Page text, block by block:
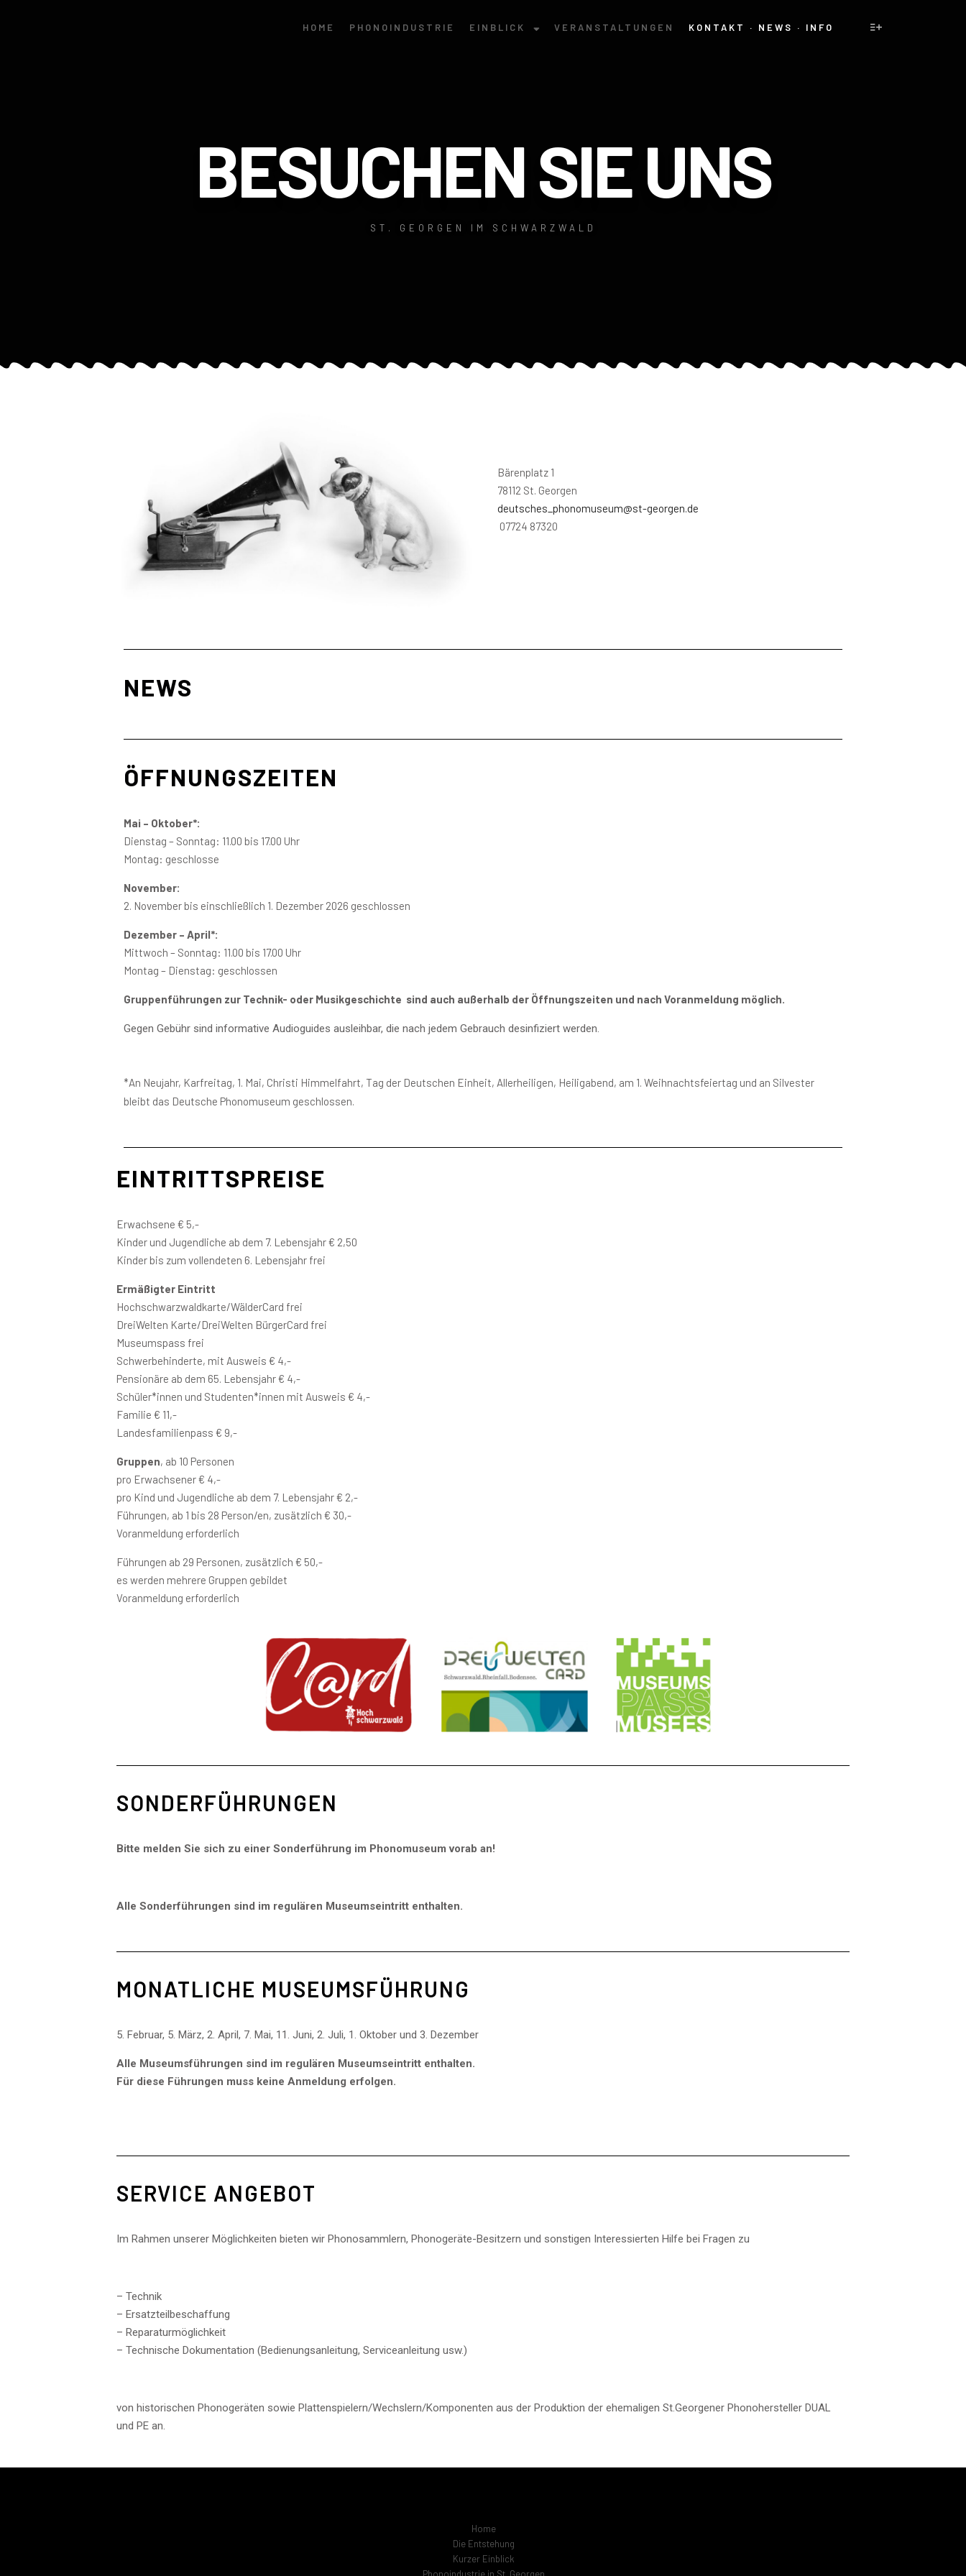
HOME PHONOINDUSTRIE EINBLICK VERANSTALTUNGEN KONTAKT · NEWS · INFO
BESUCHEN SIE UNS
ST. GEORGEN IM SCHWARZWALD
Bärenplatz 1
78112 St. Georgen
deutsches_phonomuseum@st-georgen.de
07724 87320
NEWS
ÖFFNUNGSZEITEN
Mai – Oktober*:
Dienstag – Sonntag: 11.00 bis 17.00 Uhr
Montag: geschlosse
November:
2. November bis einschließlich 1. Dezember 2026 geschlossen
Dezember – April*:
Mittwoch – Sonntag: 11.00 bis 17.00 Uhr
Montag – Dienstag: geschlossen
Gruppenführungen zur Technik- oder Musikgeschichte sind auch außerhalb der Öffnungszeiten und nach Voranmeldung möglich.
Gegen Gebühr sind informative Audioguides ausleihbar, die nach jedem Gebrauch desinfiziert werden.
*An Neujahr, Karfreitag, 1. Mai, Christi Himmelfahrt, Tag der Deutschen Einheit, Allerheiligen, Heiligabend, am 1. Weihnachtsfeiertag und an Silvester
bleibt das Deutsche Phonomuseum geschlossen.
EINTRITTSPREISE
Erwachsene € 5,-
Kinder und Jugendliche ab dem 7. Lebensjahr € 2,50
Kinder bis zum vollendeten 6. Lebensjahr frei
Ermäßigter Eintritt
Hochschwarzwaldkarte/WälderCard frei
DreiWelten Karte/DreiWelten BürgerCard frei
Museumspass frei
Schwerbehinderte, mit Ausweis € 4,-
Pensionäre ab dem 65. Lebensjahr € 4,-
Schüler*innen und Studenten*innen mit Ausweis € 4,-
Familie € 11,-
Landesfamilienpass € 9,-
Gruppen, ab 10 Personen
pro Erwachsener € 4,-
pro Kind und Jugendliche ab dem 7. Lebensjahr € 2,-
Führungen, ab 1 bis 28 Person/en, zusätzlich € 30,-
Voranmeldung erforderlich
Führungen ab 29 Personen, zusätzlich € 50,-
es werden mehrere Gruppen gebildet
Voranmeldung erforderlich
SONDERFÜHRUNGEN
Bitte melden Sie sich zu einer Sonderführung im Phonomuseum vorab an!
Alle Sonderführungen sind im regulären Museumseintritt enthalten.
MONATLICHE MUSEUMSFÜHRUNG
5. Februar, 5. März, 2. April, 7. Mai, 11. Juni, 2. Juli, 1. Oktober und 3. Dezember
Alle Museumsführungen sind im regulären Museumseintritt enthalten.
Für diese Führungen muss keine Anmeldung erfolgen.
SERVICE ANGEBOT
Im Rahmen unserer Möglichkeiten bieten wir Phonosammlern, Phonogeräte-Besitzern und sonstigen Interessierten Hilfe bei Fragen zu
– Technik
– Ersatzteilbeschaffung
– Reparaturmöglichkeit
– Technische Dokumentation (Bedienungsanleitung, Serviceanleitung usw.)
von historischen Phonogeräten sowie Plattenspielern/Wechslern/Komponenten aus der Produktion der ehemaligen St.Georgener Phonohersteller DUAL
und PE an.
Home
Die Entstehung
Kurzer Einblick